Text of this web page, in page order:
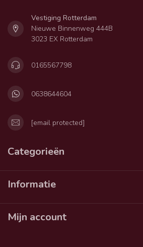
Vestiging Rotterdam
Nieuwe Binnenweg 444B
3023 EX Rotterdam
0165567798
0638644604
[email protected]
Categorieën
Informatie
Mijn account